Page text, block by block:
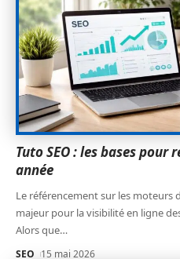
Tuto SEO : les bases pour
année
Le référencement sur les moteurs
majeur pour la visibilité en ligne
Alors que…
SEO 15 mai 2026